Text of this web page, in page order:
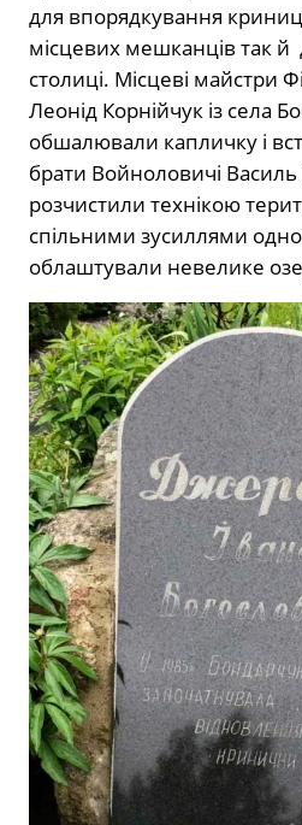
для впорядкування
місцевих мешканців так й
столиці. Місцеві майстри
Леонід Корнійчук із села
обшалювали капличку і
брати Войноловичі Василь
розчистили технікою
спільними зусиллями
облаштували невелике